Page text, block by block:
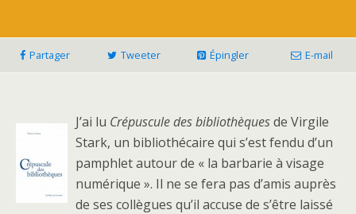
Partager Tweeter Épingler E-mail
J’ai lu Crépuscule des bibliothèquesde Virgile
Stark, un bibliothécaire qui s’est fendu d’un
pamphlet autour de « la barbarie à visage
numérique ». Il ne se fera pas d’amis auprès
de ses collègues qu’il accuse de s’être laissé